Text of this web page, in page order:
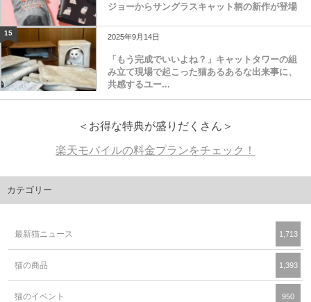
ジョーからサングラスキャット柄の新作が登場
15 2025年9月14日
「もう完成でいいよね？」キャットタワーの組
み立て現場で起こった猫あるあるな出来事に、
共感するユー...
＜お得な特典が盛りだくさん＞
楽天モバイルの料金プランをチェック！
カテゴリー
最新猫ニュース 1,713
猫の商品 1,393
猫のイベント 950